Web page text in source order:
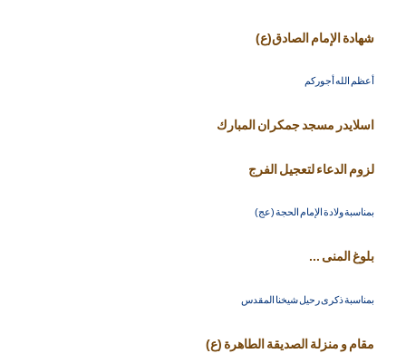
شهادة الإمام الصادق(ع)
أعظم الله أجوركم
اسلايدر مسجد جمكران المبارك
لزوم الدعاء لتعجيل الفرج
بمناسبة ولادة الإمام الحجة (عج)
بلوغ المنى ...
بمناسبة ذكرى رحيل شيخنا المقدس
مقام و منزلة الصديقة الطاهرة (ع)